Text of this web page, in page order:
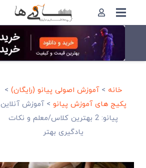
خانه >آموزش اصولی پیانو (رایگان)>
پکیج های آموزش پیانو >آموزش آنلاین
پیانو: 2 بهترین کلاس/معلم و نکات
یادگیری بهتر